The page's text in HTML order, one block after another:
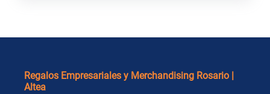
Regalos Empresariales y Merchandising Rosario |
Altea